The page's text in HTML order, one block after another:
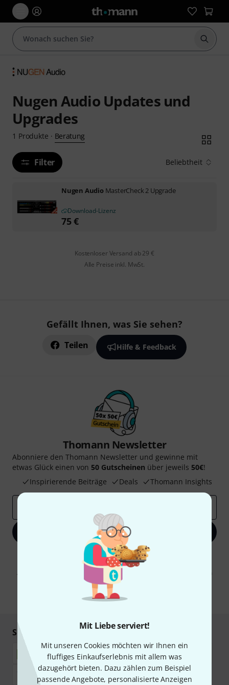
Mit Liebe serviert!
Mit unseren Cookies möchten wir Ihnen ein
fluffiges Einkaufserlebnis mit allem was
dazugehört bieten. Dazu zählen zum Beispiel
passende Angebote, personalisierte Anzeigen
Suche
Nugen Audio Updates und
Upgrades
1 Produkte · Beratung
Filter Beliebtheit
Nugen Audio MasterCheck 2 Upgrade
Download-Lizenz
75€
Kostenloser Versand ab 29 €
Alle Preise inkl. MwSt.
Gefällt Ihnen, was Sie sehen?
Teilen Hilfe & Feedback
Thomann Newsletter
Abonniere den Thomann Newsletter und gewinne mit
etwas Glück einen von 50 Gutscheinen über jeweils 50€!
Inspirierende Beiträge
Deals Thomann Insights
Jetzt anmelden
Mit Klick auf „Jetzt anmelden“ stimmen Sie dem Erhalt von E-Mail-
Werbung und einer Messung des E-Mail-Nutzungsverhaltens zu. Die
Abmeldung ist jederzeit möglich. Weitere Informationen finden Sie in
unseren
Datenschutzhinweisen
* Pflichtfeld
Sicher einkaufen & bezahlen